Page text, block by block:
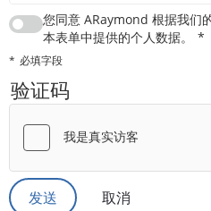
您同意 ARaymond 根据我们
本表单中提供的个人数据。
必填字段
验证码
取消